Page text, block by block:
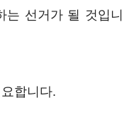
는 선거가 될 것입니
합니다.